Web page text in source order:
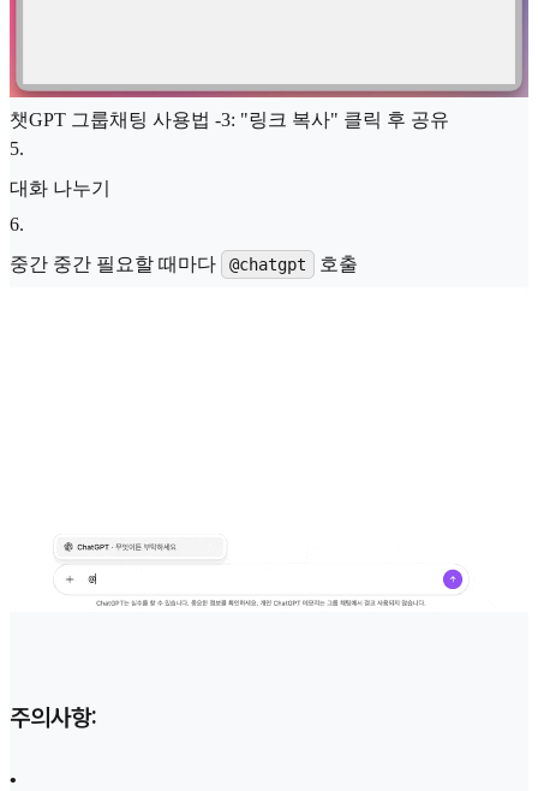
챗GPT 그룹채팅 사용법 -3: "링크 복사" 클릭 후 공유
5.
대화 나누기
6.
중간 중간 필요할 때마다
@chatgpt 호출
주의사항:
•